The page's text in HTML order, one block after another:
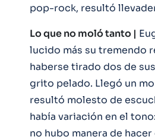
pop-rock, resultó
Lo que no moló tanto |
lucido más su tremendo
haberse tirado dos de
grito pelado. Llegó un
resultó molesto de
había variación en el
no hubo manera de hacer